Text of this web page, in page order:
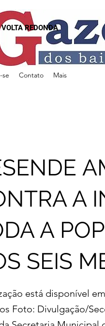
REDONDA
se Contato Mais
A
A
SEIS
está disponível
Foto: Divulgação/